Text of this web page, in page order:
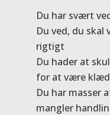
Du har svært
Du ved, du
rigtigt
Du hader at
for at være
Du har masser
mangler